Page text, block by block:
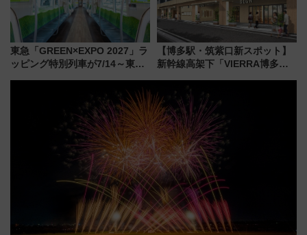
東急「GREEN×EXPO 2027」ラ
ッピング特別列車が7/14～東
ー！ 注目の編成やデザインまと
【博多駅・筑紫口新スポット】
新幹線高架下「VIERRA博多テ
など注目の全6店舗 「博多活憩
通り」も一新